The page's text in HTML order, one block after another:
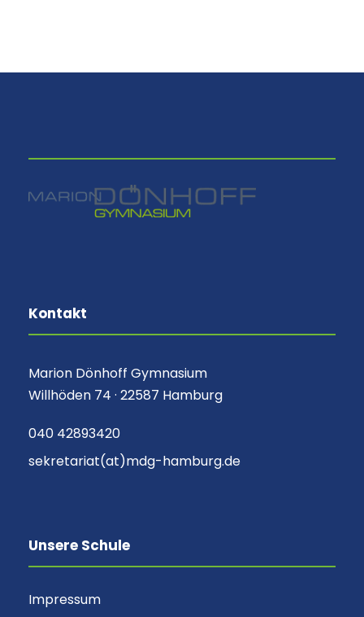
Kontakt
Marion Dönhoff Gymnasium
Willhöden 74 · 22587 Hamburg
040 42893420
sekretariat(at)mdg-hamburg.de
Unsere Schule
Impressum